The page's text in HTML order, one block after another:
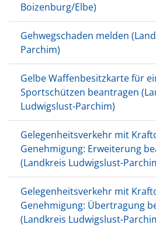
Boizenburg/Elbe)
Gehwegschaden melden
Parchim)
Gelbe Waffenbesitzkarte für
Sportschützen beantragen
Ludwigslust-Parchim)
Gelegenheitsverkehr mit
Genehmigung: Erweiterung
(Landkreis Ludwigslust-
Gelegenheitsverkehr mit
Genehmigung: Übertragung
(Landkreis Ludwigslust-